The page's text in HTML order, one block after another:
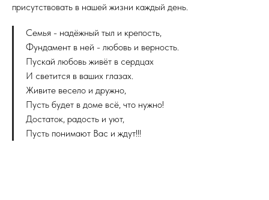
присутствовать в нашей жизни каждый день.
Семья - надёжный тыл и крепость,
Фундамент в ней - любовь и верность.
Пускай любовь живёт в сердцах
И светится в ваших глазах.
Живите весело и дружно,
Пусть будет в доме всё, что нужно!
Достаток, радость и уют,
Пусть понимают Вас и ждут!!!